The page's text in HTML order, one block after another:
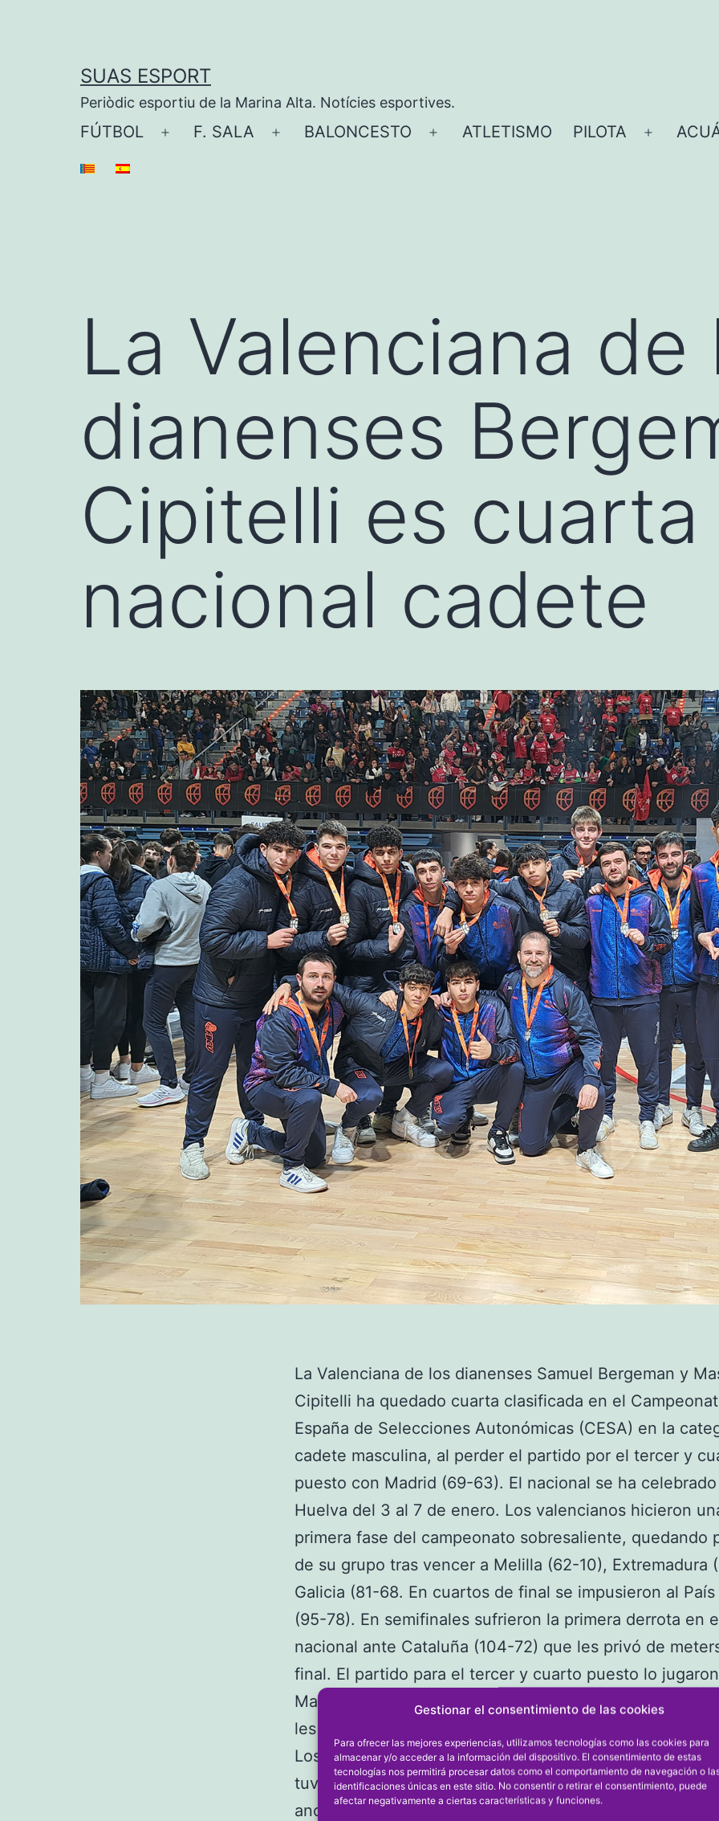
Gestionar el consentimiento de las cookies
Para ofrecer las mejores experiencias, utilizamos tecnologías como las cookies para
almacenar y/o acceder a la información del dispositivo. El consentimiento de estas
tecnologías nos permitirá procesar datos como el comportamiento de navegación o
identificaciones únicas en este sitio. No consentir o retirar el consentimiento, puede
afectar negativamente a ciertas características y funciones.
SUAS ESPORT
Periòdic esportiu de la Marina Alta. Notícies esportives.
FÚTBOL
Abrir
F. SALA
Abrir
BALONCESTO
Abrir
ATLETISMO PILOTA
Abrir
La Valenciana de
dianenses
Cipitelli es cuarta
nacional cadete
La Valenciana de los dianenses Samuel Bergeman y
Cipitelli ha quedado cuarta clasificada en el
España de Selecciones Autonómicas (CESA) en la
cadete masculina, al perder el partido por el tercer y
puesto con Madrid (69-63). El nacional se ha
Huelva del 3 al 7 de enero. Los valencianos hicieron
primera fase del campeonato sobresaliente, quedando
de su grupo tras vencer a Melilla (62-10), Extremadura
Galicia (81-68. En cuartos de final se impusieron al País
(95-78). En semifinales sufrieron la primera derrota en
nacional ante Cataluña (104-72) que les privó de
final. El partido para el tercer y cuarto puesto lo
Madrid y perdieron de 6 puntos (69-63) en un
les escapó la medalla de bronce en los últimos minutos.
Los dianenses en el partido de cuartos de final ante
tuvieron la siguiente actuación: Samuel jugó 18’44”
anotó 4 puntos y capturó 7 rebotes (3 ofensivos y 4